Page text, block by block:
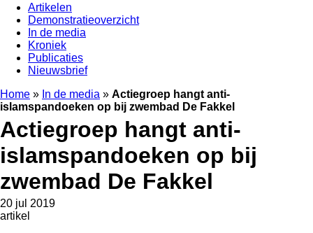
Artikelen
Demonstratieoverzicht
In de media
Kroniek
Publicaties
Nieuwsbrief
Home » In de media » Actiegroep hangt anti-
islamspandoeken op bij zwembad De Fakkel
Actiegroep hangt anti-
islamspandoeken op bij
zwembad De Fakkel
20 jul 2019
artikel